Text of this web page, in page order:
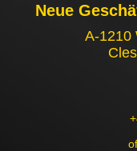
Neue
A-1210